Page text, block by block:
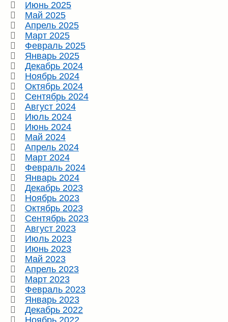
Июнь 2025
Май 2025
Апрель 2025
Март 2025
Февраль 2025
Январь 2025
Декабрь 2024
Ноябрь 2024
Октябрь 2024
Сентябрь 2024
Август 2024
Июль 2024
Июнь 2024
Май 2024
Апрель 2024
Март 2024
Февраль 2024
Январь 2024
Декабрь 2023
Ноябрь 2023
Октябрь 2023
Сентябрь 2023
Август 2023
Июль 2023
Июнь 2023
Май 2023
Апрель 2023
Март 2023
Февраль 2023
Январь 2023
Декабрь 2022